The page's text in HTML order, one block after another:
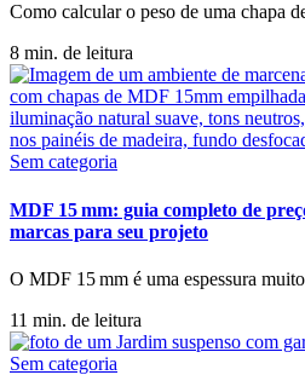
Como calcular o peso de uma chapa
8 min. de leitura
Sem categoria
MDF 15 mm: guia completo de
marcas para seu projeto
O MDF 15 mm é uma espessura
11 min. de leitura
Sem categoria